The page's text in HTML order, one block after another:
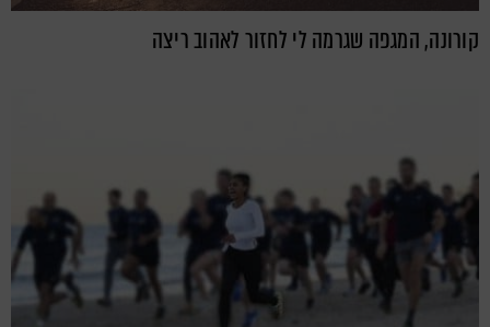
קורונה, המגפה שגרמה לי לחזור לאהוב ריצה